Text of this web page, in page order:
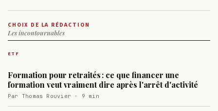
CHOIX DE LA RÉDACTION
Les incontournables
ETF
Formation pour retraités : ce que financer une
formation veut vraiment dire après l'arrêt d'activité
Par Thomas Rouvier · 9 min